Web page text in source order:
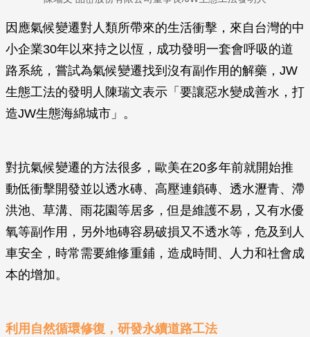
因應氣候變遷對人類所帶來的生活衝擊，來自台灣的中
小企業30年以來持之以恆，成功發明一套會呼吸的道
路系統，嘗試為氣候變遷找到沒有副作用的解藥，JW
生態工法的發明人陳瑞文表示「要讓惡水變成善水，打
造JW生態海綿城市」。
對抗氣候變遷的方法很多，歐美在20多年前就開始推
動低衝擊開發並以透水磚、高壓連鎖磚、透水瀝青、滯
洪池、草溝、雨花園等居多，但是維護不易，又有水優
氧等副作用，另外地磚容易破損又不透水等，危及到人
車安全，時常需要維修重鋪，造成時間、人力和社會成
本的增加。
利用自然循環修復，研發永續道路工法